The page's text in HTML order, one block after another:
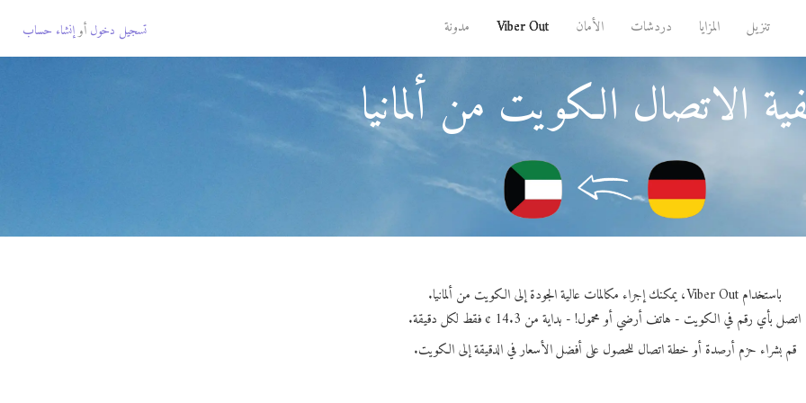
تنزيل المزايا دردشات الأمان Viber Out مدونة تسجيل دخول أوإنشاء حساب
الاتصال الكويت من ألمانيا
باستخدام Viber Out، يمكنك إجراء مكالمات عالية الجودة إلى الكويت من ألمانيا.
اتصل بأي رقم في الكويت - هاتف أرضي أو محمول! - بداية من 14.3 ¢ فقط لكل دقيقة.
قم بشراء حزم أرصدة أو خطة اتصال للحصول على أفضل الأسعار في الدقيقة إلى الكويت.